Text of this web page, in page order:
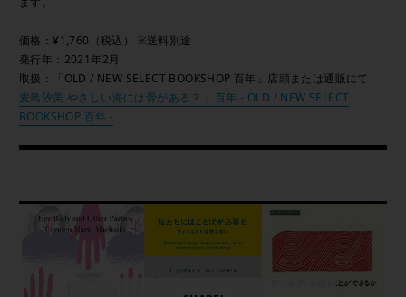
価格：¥1,760（税込） ※送料別途
発行年：2021年2月
取扱：「OLD / NEW SELECT BOOKSHOP 百年」店頭または通販にて
麦島汐美 やさしい海には骨がある？ | 百年 - OLD / NEW SELECT
BOOKSHOP 百年 -